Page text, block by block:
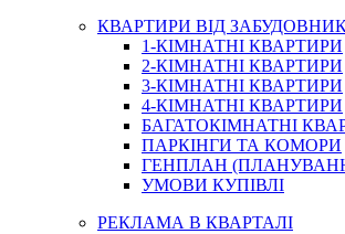
КВАРТИРИ ВІД
1-КІМНАТНІ КВАРТИРИ
2-КІМНАТНІ КВАРТИРИ
3-КІМНАТНІ КВАРТИРИ
4-КІМНАТНІ КВАРТИРИ
БАГАТОКІМНАТНІ
ПАРКІНГИ ТА КОМОРИ
ГЕНПЛАН
УМОВИ КУПІВЛІ
РЕКЛАМА В КВАРТАЛІ